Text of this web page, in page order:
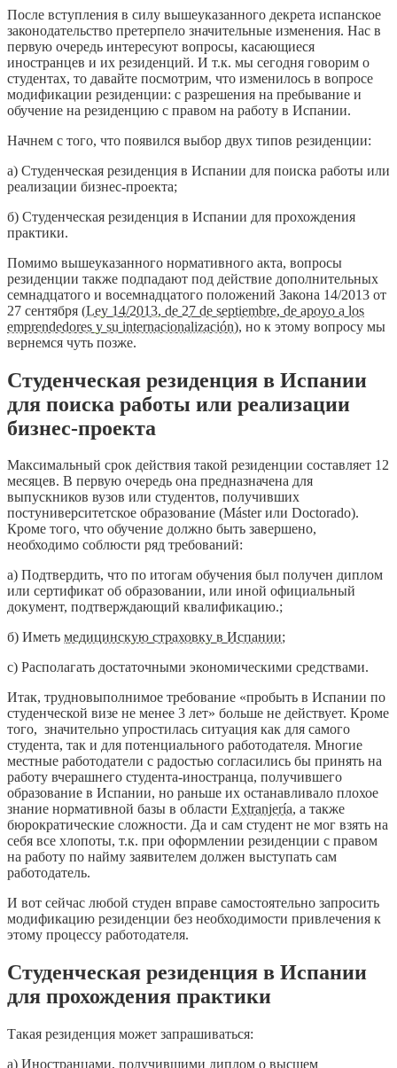
После вступления в силу вышеуказанного декрета испанское
законодательство претерпело значительные изменения. Нас в
первую очередь интересуют вопросы, касающиеся
иностранцев и их резиденций. И т.к. мы сегодня говорим о
студентах, то давайте посмотрим, что изменилось в вопросе
модификации резиденции: с разрешения на пребывание и
обучение на резиденцию с правом на работу в Испании.
Начнем с того, что появился выбор двух типов резиденции:
а) Студенческая резиденция в Испании для поиска работы или
реализации бизнес-проекта;
б) Студенческая резиденция в Испании для прохождения
практики.
Помимо вышеуказанного нормативного акта, вопросы
резиденции также подпадают под действие дополнительных
семнадцатого и восемнадцатого положений Закона 14/2013 от
27 сентября (Ley 14/2013, de 27 de septiembre, de apoyo a los
emprendedores y su internacionalización), но к этому вопросу мы
вернемся чуть позже.
Студенческая резиденция в Испании
для поиска работы или реализации
бизнес-проекта
Максимальный срок действия такой резиденции составляет 12
месяцев. В первую очередь она предназначена для
выпускников вузов или студентов, получивших
постуниверситетское образование (Máster или Doctorado).
Кроме того, что обучение должно быть завершено,
необходимо соблюсти ряд требований:
а) Подтвердить, что по итогам обучения был получен диплом
или сертификат об образовании, или иной официальный
документ, подтверждающий квалификацию.;
б) Иметь медицинскую страховку в Испании;
c) Располагать достаточными экономическими средствами.
Итак, трудновыполнимое требование «пробыть в Испании по
студенческой визе не менее 3 лет» больше не действует. Кроме
того, значительно упростилась ситуация как для самого
студента, так и для потенциального работодателя. Многие
местные работодатели с радостью согласились бы принять на
работу вчерашнего студента-иностранца, получившего
образование в Испании, но раньше их останавливало плохое
знание нормативной базы в области Extranjería, а также
бюрократические сложности. Да и сам студент не мог взять на
себя все хлопоты, т.к. при оформлении резиденции с правом
на работу по найму заявителем должен выступать сам
работодатель.
И вот сейчас любой студен вправе самостоятельно запросить
модификацию резиденции без необходимости привлечения к
этому процессу работодателя.
Студенческая резиденция в Испании
для прохождения практики
Такая резиденция может запрашиваться:
а) Иностранцами, получившими диплом о высшем